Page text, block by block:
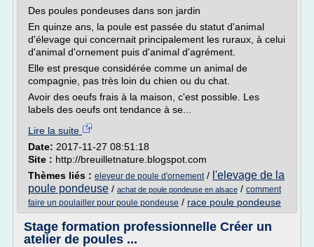
Des poules pondeuses dans son jardin
En quinze ans, la poule est passée du statut d'animal
d'élevage qui concernait principalement les ruraux, à celui
d'animal d'ornement puis d'animal d'agrément.
Elle est presque considérée comme un animal de
compagnie, pas très loin du chien ou du chat.
Avoir des oeufs frais à la maison, c'est possible. Les
labels des oeufs ont tendance à se...
Lire la suite
Date: 2017-11-27 08:51:18
Site : http://breuilletnature.blogspot.com
Thèmes liés : eleveur de poule d'ornement/ l'elevage de la
poule pondeuse / achat de poule pondeuse en alsace / comment
faire un poulailler pour poule pondeuse / race poule pondeuse
Stage formation professionnelle Créer un
atelier de poules ...